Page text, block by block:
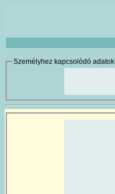
Személyhez kapcsolódó adatok